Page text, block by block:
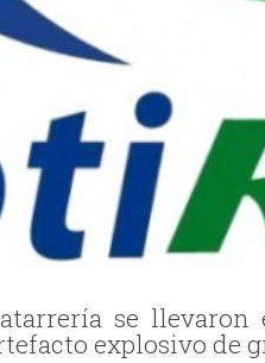
se
explosivo de